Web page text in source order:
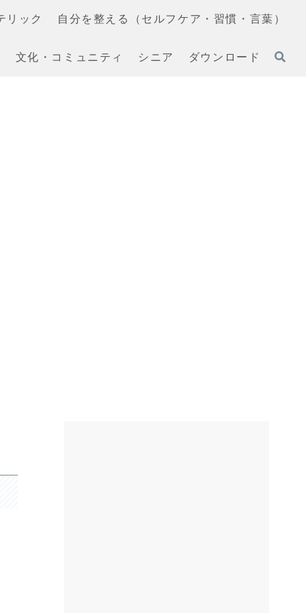
リック 自分を整える（セルフケア・習慣・言葉）
文化・コミュニティ シニア ダウンロード